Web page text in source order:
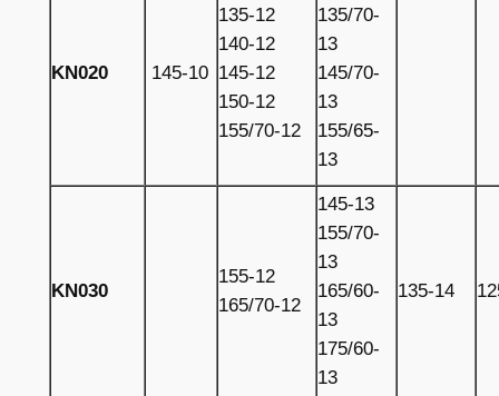
KN020 145-10
135-12
140-12
145-12
150-12
155/70-12
135/70-
13
145/70-
13
155/65-
13
KN030
155-12
165/70-12
145-13
155/70-
13
165/60-
13
175/60-
13
135-14